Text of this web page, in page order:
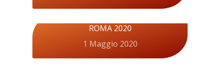
ROMA 2020
1 Maggio 2020